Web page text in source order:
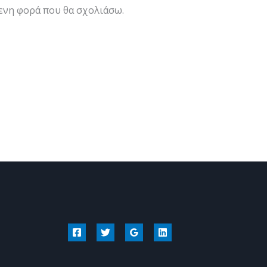
φορά που θα σχολιάσω.